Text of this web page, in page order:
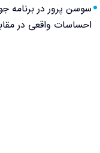
سوسن پرور در برنامه
احساسات واقعی در